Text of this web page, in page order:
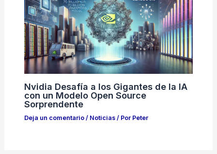
Nvidia Desafía a los Gigantes de la IA
con un Modelo Open Source
Sorprendente
Deja un comentario / Noticias/ Por Peter